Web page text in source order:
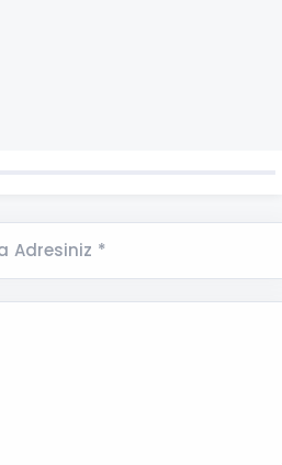
Adresiniz *